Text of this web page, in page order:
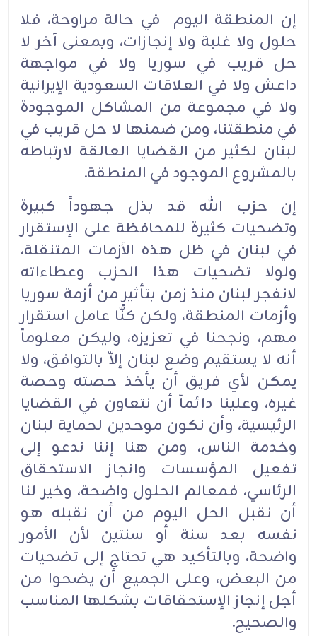
إن المنطقة اليوم في حالة مراوحة، فلا
حلول ولا غلبة ولا إنجازات، وبمعنى آخر لا
حل قريب في سوريا ولا في مواجهة
داعش ولا في العلاقات السعودية الإيرانية
ولا في مجموعة من المشاكل الموجودة
في منطقتنا، ومن ضمنها لا حل قريب في
لبنان لكثير من القضايا العالقة لارتباطه
بالمشروع الموجود في المنطقة.
إن حزب الله قد بذل جهوداً كبيرة
وتضحيات كثيرة للمحافظة على الإستقرار
في لبنان في ظل هذه الأزمات المتنقلة،
ولولا تضحيات هذا الحزب وعطاءاته
لانفجر لبنان منذ زمن بتأثيرٍ من أزمة سوريا
وأزمات المنطقة، ولكن كنّا عامل استقرار
مهم، ونجحنا في تعزيزه، وليكن معلوماً
أنه لا يستقيم وضع لبنان إلاّ بالتوافق، ولا
يمكن لأي فريق أن يأخذ حصته وحصة
غيره، وعلينا دائماً أن نتعاون في القضايا
الرئيسية، وأن نكون موحدين لحماية لبنان
وخدمة الناس، ومن هنا إننا ندعو إلى
تفعيل المؤسسات وانجاز الاستحقاق
الرئاسي، فمعالم الحلول واضحة، وخير لنا
أن نقبل الحل اليوم من أن نقبله هو
نفسه بعد سنة أو سنتين لأن الأمور
واضحة، وبالتأكيد هي تحتاج إلى تضحيات
من البعض، وعلى الجميع أن يضحوا من
أجل إنجاز الإستحقاقات بشكلها المناسب
والصحيح.